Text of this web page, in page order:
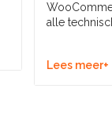
alle
Lees meer+